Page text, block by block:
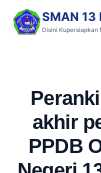
SMAN 13
Disini Kupersiapkan
akhir
PPDB